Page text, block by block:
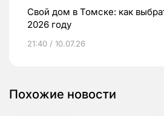
Свой дом в Томске: как
2026 году
21:40 / 10.07.26
Похожие новости